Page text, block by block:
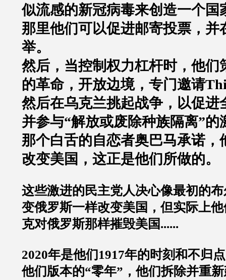
似流感的新冠病毒来创造一个国
那里他们可以促进邮寄投票，并
举。
然后，当控制权力杠杆时，他们
的革命，开放边境，专门邀请
然后在乌克兰挑起战争，以促进
并参与“解放或废除种族隔离”的
那个白舌的自恋者奥巴马承诺，
改变美国，这正是他们所做的。
这些激进的民主党人决心像最初的
变俄罗斯一样改变美国，但实际上
克对俄罗斯那样摧毁美国......
2020年是他们1917年的时刻和不归
他们版本的“零年”，他们拆除并重